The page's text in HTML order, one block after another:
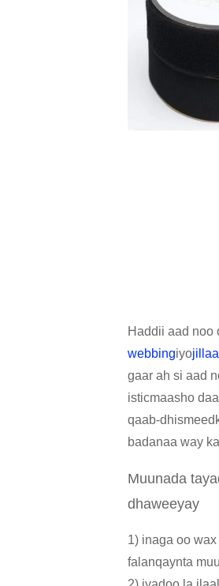
Haddii aad noo
webbingiyo
gaar ah si aad
isticmaasho
qaab-
badanaa way
Muunada
dhaweeyay
1) inaga oo
falanqaynta